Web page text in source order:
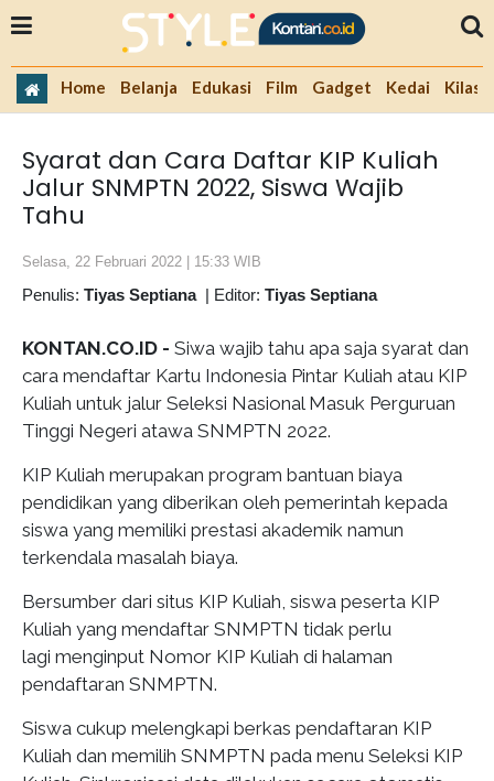
Home Belanja Edukasi Film Gadget Kedai Kilas
Syarat dan Cara Daftar KIP Kuliah
Jalur SNMPTN 2022, Siswa Wajib
Tahu
Selasa, 22 Februari 2022 | 15:33 WIB
Penulis: Tiyas Septiana| Editor: Tiyas Septiana
KONTAN.CO.ID - Siwa wajib tahu apa saja syarat dan
cara mendaftar Kartu Indonesia Pintar Kuliah atau KIP
Kuliah untuk jalur Seleksi Nasional Masuk Perguruan
Tinggi Negeri atawa SNMPTN 2022.
KIP Kuliah merupakan program bantuan biaya
pendidikan yang diberikan oleh pemerintah kepada
siswa yang memiliki prestasi akademik namun
terkendala masalah biaya.
Bersumber dari situs KIP Kuliah, siswa peserta KIP
Kuliah yang mendaftar SNMPTN tidak perlu
lagi menginput Nomor KIP Kuliah di halaman
pendaftaran SNMPTN.
Siswa cukup melengkapi berkas pendaftaran KIP
Kuliah dan memilih SNMPTN pada menu Seleksi KIP